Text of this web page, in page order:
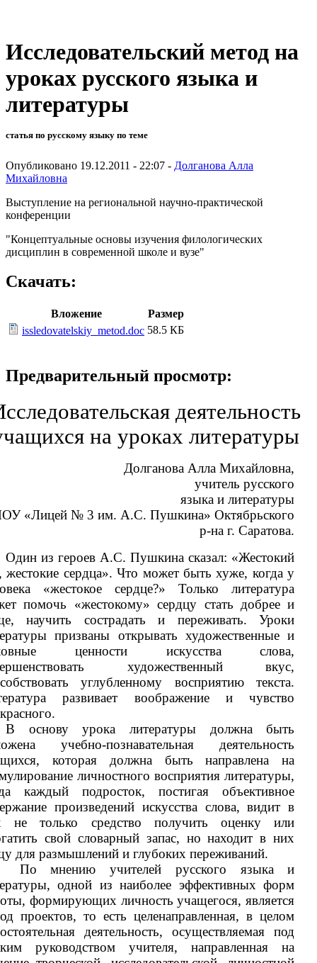
Исследовательский метод на
уроках русского языка и
литературы
статья по русскому языку по теме
Опубликовано 19.12.2011 - 22:07 - Долганова Алла
Михайловна
Выступление на региональной научно-практической
конференции
"Концептуальные основы изучения филологических
дисциплин в современной школе и вузе"
Скачать:
Вложение
Размер
issledovatelskiy_metod.doc 58.5 КБ
Предварительный просмотр:
деятельность
на уроках литературы
Долганова Алла Михайловна,
учитель русского
языка и литературы
«Лицей № 3 им. А.С. Пушкина» Октябрьского
р-на г. Саратова.
Один из героев А.С. Пушкина сказал: «Жестокий
жестокие сердца». Что может быть хуже, когда у
«жестокое сердце?» Только литература
помочь «жестокому» сердцу стать добрее и
научить сострадать и переживать. Уроки
призваны открывать художественные и
ценности искусства слова,
художественный вкус,
углубленному восприятию текста.
развивает воображение и чувство
В основу урока литературы должна быть
учебно-познавательная деятельность
которая должна быть направлена на
личностного восприятия литературы,
каждый подросток, постигая объективное
произведений искусства слова, видит в
не только средство получить оценку или
свой словарный запас, но находит в них
для размышлений и глубоких переживаний.
По мнению учителей русского языка и
одной из наиболее эффективных форм
формирующих личность учащегося, является
проектов, то есть целенаправленная, в целом
деятельность, осуществляемая под
руководством учителя, направленная на